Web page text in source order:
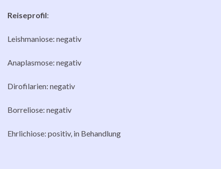
Reiseprofil:
Leishmaniose: negativ
Anaplasmose: negativ
Dirofilarien: negativ
Borreliose: negativ
Ehrlichiose: positiv, in Behandlung